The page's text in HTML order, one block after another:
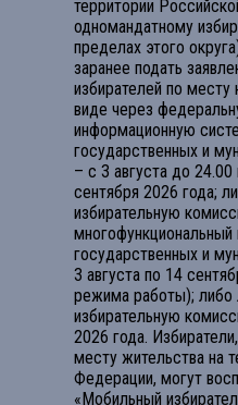
территории
одномандатному
пределах этого
заранее подать
избирателей по
виде через
информационную
государственных и
– с 3 августа до
сентября 2026 года;
избирательную
государственных и
3 августа по 14
режима работы); либо
избирательную
2026 года.
месту жительства на
Федерации, могут
«Мобильный